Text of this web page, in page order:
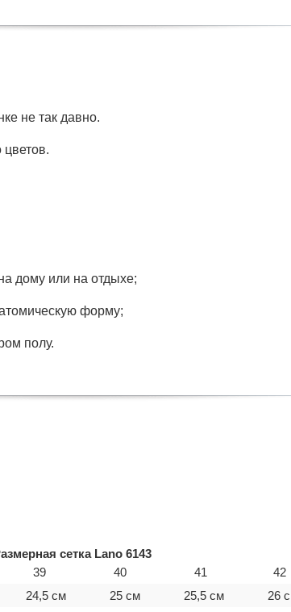
не так давно.
цветов.
дому или на отдыхе;
форму;
полу.
сетка Lano 6143
39 40 41 42
24,5 см 25 см 25,5 см 26